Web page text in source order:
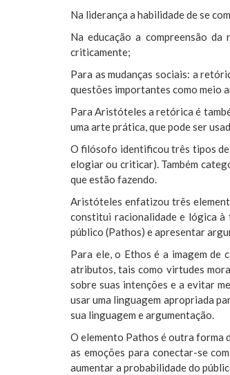
Na liderança a habilidade de se
Na educação a compreensão
criticamente;
Para as mudanças sociais: a
questões importantes como meio
Para Aristóteles a retórica é
uma arte prática, que pode ser
O filósofo identificou três tipos de
elogiar ou criticar). Também
que estão fazendo.
Aristóteles enfatizou três
constitui racionalidade e lógica à
público (Pathos) e apresentar
Para ele, o Ethos é a imagem de
atributos, tais como virtudes
sobre suas intenções e a evitar
usar uma linguagem apropriada
sua linguagem e argumentação.
O elemento Pathos é outra forma
as emoções para conectar-se
aumentar a probabilidade do